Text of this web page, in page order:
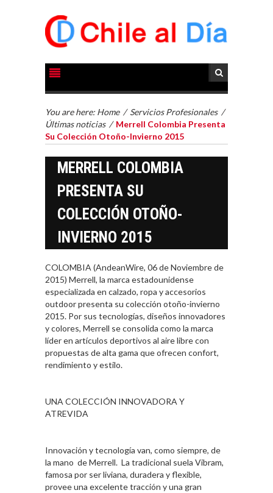
You are here: Home / Servicios Profesionales /
Últimas noticias / Merrell Colombia Presenta
Su Colección Otoño-Invierno 2015
MERRELL COLOMBIA
PRESENTA SU
COLECCIÓN OTOÑO-
INVIERNO 2015
COLOMBIA (AndeanWire, 06 de Noviembre de
2015) Merrell, la marca estadounidense
especializada en calzado, ropa y accesorios
outdoor presenta su colección otoño-invierno
2015. Por sus tecnologías, diseños innovadores
y colores, Merrell se consolida como la marca
líder en artículos deportivos al aire libre con
propuestas de alta gama que ofrecen confort,
rendimiento y estilo.
UNA COLECCIÓN INNOVADORA Y
ATREVIDA
Innovación y tecnología van, como siempre, de
la mano de Merrell. La tradicional suela Vibram,
famosa por ser liviana, duradera y flexible,
provee una excelente tracción y una gran